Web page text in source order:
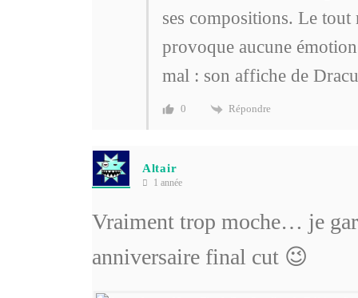
ses compositions. Le tout
provoque aucune
mal : son affiche de
0 Répondre
Altair
1 année
Vraiment trop moche… je
anniversaire final cut 😉